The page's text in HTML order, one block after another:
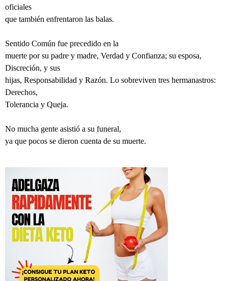
oficiales
que también enfrentaron las balas.
Sentido Común fue precedido en la
muerte por su padre y madre, Verdad y Confianza; su esposa,
Discreción, y sus
hijas, Responsabilidad y Razón. Lo sobreviven tres hermanastros:
Derechos,
Tolerancia y Queja.
No mucha gente asistió a su funeral,
ya que pocos se dieron cuenta de su muerte.